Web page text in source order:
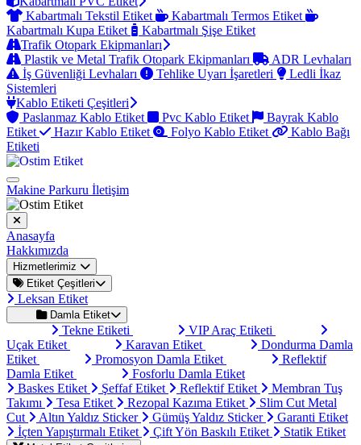
Kabartmalı Tekstil Etiket
Kabartmalı Termos Etiket
Kabartmalı Kupa Etiket
Kabartmalı Şişe Etiket
Trafik Otopark Ekipmanları
Plastik ve Metal Trafik Otopark Ekipmanları
ADR Levhaları
İş Güvenliği Levhaları
Tehlike Uyarı İşaretleri
Ledli İkaz
Sistemleri
Kablo Etiketi Çeşitleri
Paslanmaz Kablo Etiket
Pvc Kablo Etiket
Bayrak Kablo
Etiket
Hazır Kablo Etiket Folyo Kablo Etiket
Kablo Bağı
Etiketi
Makine Parkuru İletişim
Anasayfa
Hakkımızda
Hizmetlerimiz
Etiket Çeşitleri
Leksan Etiket
Damla Etiket
Tekne Etiketi
VIP Araç Etiketi
Uçak Etiket
Karavan Etiket
Dondurma Damla
Etiket
Promosyon Damla Etiket
Reflektif
Damla Etiket
Fosforlu Damla Etiket
Baskes Etiket
Şeffaf Etiket Reflektif Etiket
Membran Tuş
Takımı
Tesa Etiket Rezopal Kazıma Etiket
Slim Cut Metal
Cut
Altın Yaldız Sticker Gümüş Yaldız Sticker
Garanti Etiket
İçten Yapıştırmalı Etiket
Çift Yön Baskılı Etiket Statik Etiket